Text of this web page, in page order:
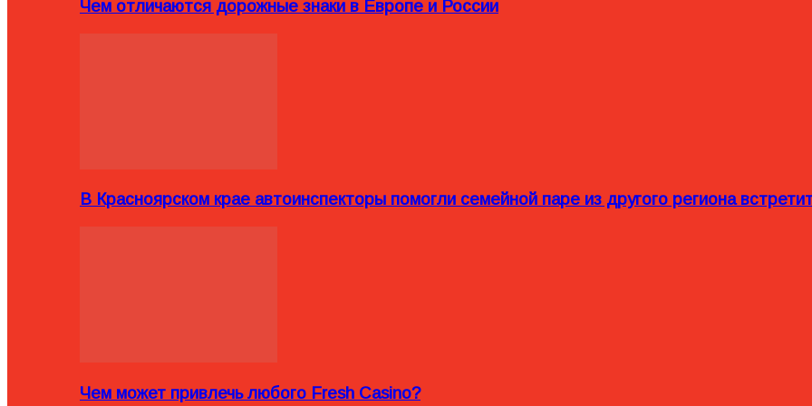
Чем отличаются дорожные знаки в Европе и России
В Красноярском крае автоинспекторы помогли семейной паре из другого региона
Чем может привлечь любого Fresh Casino?